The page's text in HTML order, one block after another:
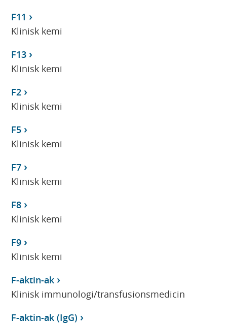
F11
Klinisk kemi
F13
Klinisk kemi
F2
Klinisk kemi
F5
Klinisk kemi
F7
Klinisk kemi
F8
Klinisk kemi
F9
Klinisk kemi
F-aktin-ak
Klinisk immunologi/transfusionsmedicin
F-aktin-ak (IgG)